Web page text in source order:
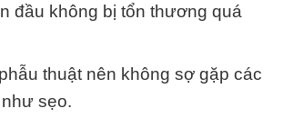
đầu không bị tổn thương quá
thuật nên không sợ gặp các
sẹo.